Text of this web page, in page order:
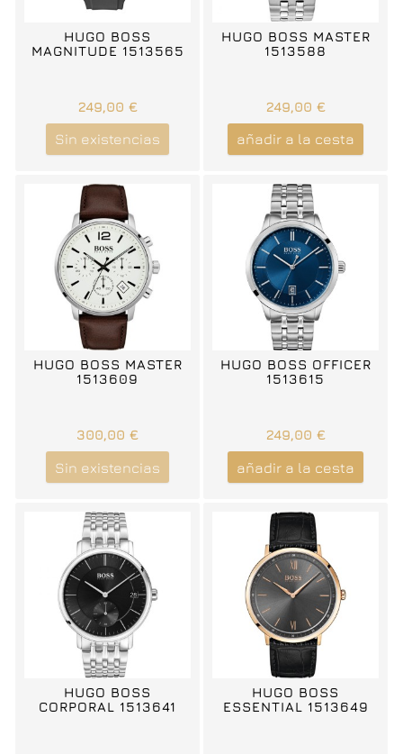
HUGO BOSS
MAGNITUDE 1513565
249,00 €
Sin existencias
HUGO BOSS MASTER
1513588
249,00 €
añadir a la cesta
HUGO BOSS MASTER
1513609
300,00 €
Sin existencias
HUGO BOSS OFFICER
1513615
249,00 €
añadir a la cesta
HUGO BOSS
CORPORAL 1513641
HUGO BOSS
ESSENTIAL 1513649